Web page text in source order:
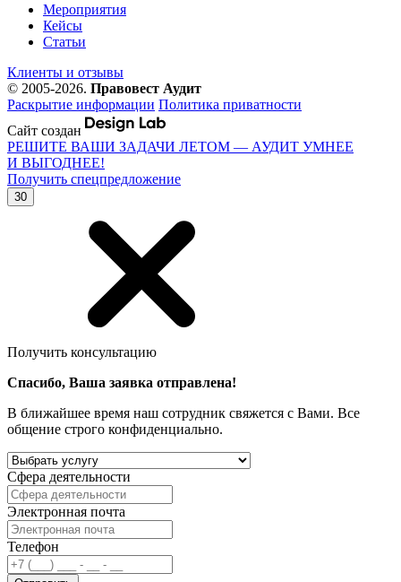
Мероприятия
Кейсы
Статьи
Клиенты и отзывы
© 2005-2026. Правовест Аудит
Раскрытие информации Политика приватности
Сайт создан
РЕШИТЕ ВАШИ ЗАДАЧИ ЛЕТОМ — АУДИТ УМНЕЕ
И ВЫГОДНЕЕ!
Получить спецпредложение
30
Получить консультацию
Спасибо, Ваша заявка отправлена!
В ближайшее время наш сотрудник свяжется с Вами. Все
общение строго конфиденциально.
Сфера деятельности
Электронная почта
Телефон